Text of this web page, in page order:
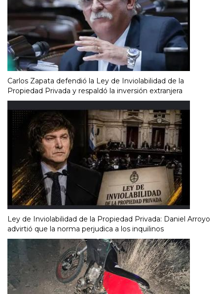
Carlos Zapata defendió la Ley de Inviolabilidad de la
Propiedad Privada y respaldó la inversión extranjera
Ley de Inviolabilidad de la Propiedad Privada: Daniel Arroyo
advirtió que la norma perjudica a los inquilinos